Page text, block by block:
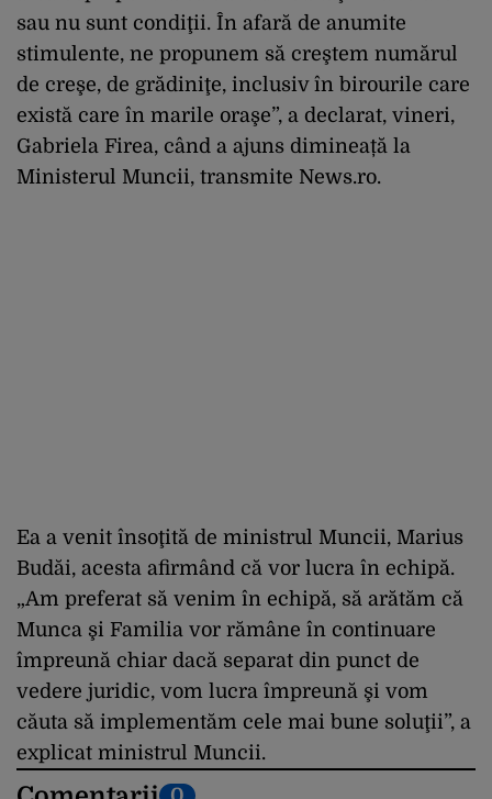
sau nu sunt condiţii. În afară de anumite
stimulente, ne propunem să creştem numărul
de creşe, de grădiniţe, inclusiv în birourile care
există care în marile oraşe”, a declarat, vineri,
Gabriela Firea, când a ajuns dimineață la
Ministerul Muncii, transmite News.ro.
Ea a venit însoţită de ministrul Muncii, Marius
Budăi, acesta afirmând că vor lucra în echipă.
„Am preferat să venim în echipă, să arătăm că
Munca şi Familia vor rămâne în continuare
împreună chiar dacă separat din punct de
vedere juridic, vom lucra împreună şi vom
căuta să implementăm cele mai bune soluţii”, a
explicat ministrul Muncii.